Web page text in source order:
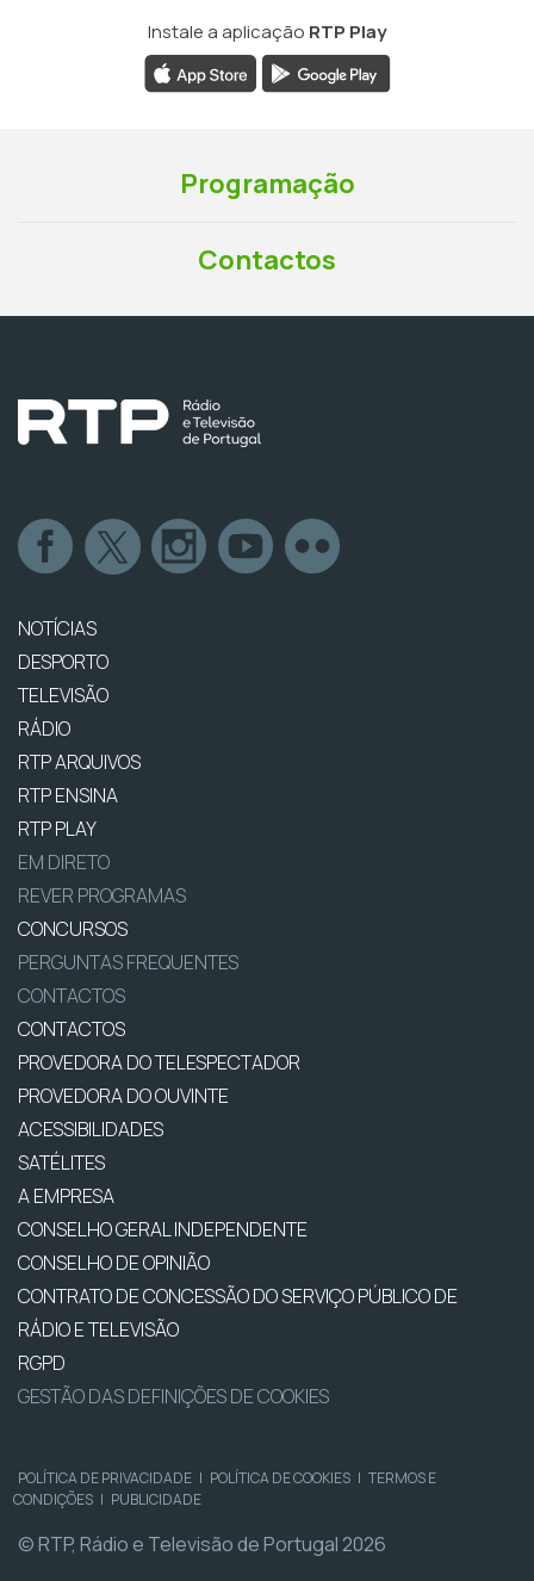
Instale a aplicação RTP Play
Programação
Contactos
NOTÍCIAS
DESPORTO
TELEVISÃO
RÁDIO
RTP ARQUIVOS
RTP ENSINA
RTP PLAY
EM DIRETO
REVER PROGRAMAS
CONCURSOS
PERGUNTAS FREQUENTES
CONTACTOS
CONTACTOS
PROVEDORA DO TELESPECTADOR
PROVEDORA DO OUVINTE
ACESSIBILIDADES
SATÉLITES
A EMPRESA
CONSELHO GERAL INDEPENDENTE
CONSELHO DE OPINIÃO
CONTRATO DE CONCESSÃO DO SERVIÇO PÚBLICO DE
RÁDIO E TELEVISÃO
RGPD
GESTÃO DAS DEFINIÇÕES DE COOKIES
POLÍTICA DE PRIVACIDADE | POLÍTICA DE COOKIES | TERMOS E
CONDIÇÕES | PUBLICIDADE
© RTP, Rádio e Televisão de Portugal 2026